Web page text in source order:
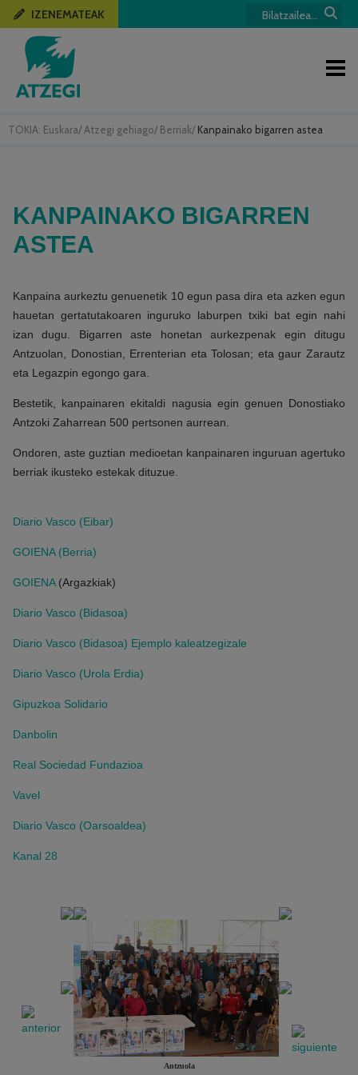
TOKIA: Euskara/ Atzegi gehiago/ Berriak/ Kanpainako bigarren astea
IZENEMATEAK
KANPAINAKO BIGARREN
ASTEA
Kanpaina aurkeztu genuenetik 10 egun pasa dira eta azken egun
hauetan gertatutakoaren inguruko laburpen txiki bat egin nahi
izan dugu. Bigarren aste honetan aurkezpenak egin ditugu
Antzuolan, Donostian, Errenterian eta Tolosan; eta gaur Zarautz
eta Legazpin egongo gara.
Bestetik, kanpainaren ekitaldi nagusia egin genuen Donostiako
Antzoki Zaharrean 500 pertsonen aurrean.
Ondoren, aste guztian medioetan kanpainaren inguruan agertuko
berriak ikusteko estekak dituzue.
Diario Vasco (Eibar)
GOIENA (Berria)
GOIENA(Argazkiak)
Diario Vasco (Bidasoa)
Diario Vasco (Bidasoa) Ejemplo kaleatzegizale
Diario Vasco (Urola Erdia)
Gipuzkoa Solidario
Danbolin
Real Sociedad Fundazioa
Vavel
Diario Vasco (Oarsoaldea)
Kanal 28
Antzuola